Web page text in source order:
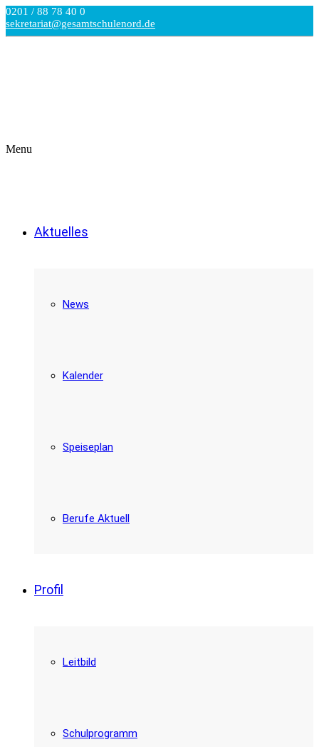
0201 / 88 78 40 0
sekretariat@gesamtschulenord.de
Menu
Aktuelles
News
Kalender
Speiseplan
Berufe Aktuell
Profil
Leitbild
Schulprogramm